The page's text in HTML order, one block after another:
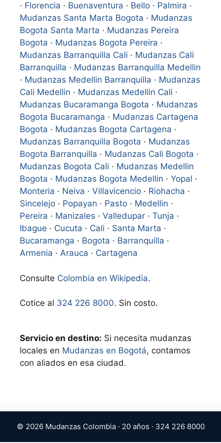
· Florencia · Buenaventura · Bello · Palmira ·
Mudanzas Santa Marta Bogota · Mudanzas
Bogota Santa Marta · Mudanzas Pereira
Bogota · Mudanzas Bogota Pereira ·
Mudanzas Barranquilla Cali · Mudanzas Cali
Barranquilla · Mudanzas Barranquilla Medellin
· Mudanzas Medellin Barranquilla · Mudanzas
Cali Medellin · Mudanzas Medellin Cali ·
Mudanzas Bucaramanga Bogota · Mudanzas
Bogota Bucaramanga · Mudanzas Cartagena
Bogota · Mudanzas Bogota Cartagena ·
Mudanzas Barranquilla Bogota · Mudanzas
Bogota Barranquilla · Mudanzas Cali Bogota ·
Mudanzas Bogota Cali · Mudanzas Medellin
Bogota · Mudanzas Bogota Medellin · Yopal ·
Monteria · Neiva · Villavicencio · Riohacha ·
Sincelejo · Popayan · Pasto · Medellin ·
Pereira · Manizales · Valledupar · Tunja ·
Ibague · Cucuta · Cali · Santa Marta ·
Bucaramanga · Bogota · Barranquilla ·
Armenia · Arauca · Cartagena
Consulte Colombia en Wikipedia.
Cotice al 324 226 8000. Sin costo.
Servicio en destino: Si necesita mudanzas
locales en Mudanzas en Bogotá, contamos
con aliados en esa ciudad.
© 2026 Mudanzas Colombia · 20 años · 324 226 8000